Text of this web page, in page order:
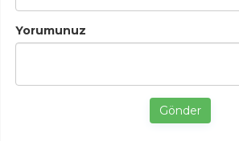
Yorumunuz
Gönder